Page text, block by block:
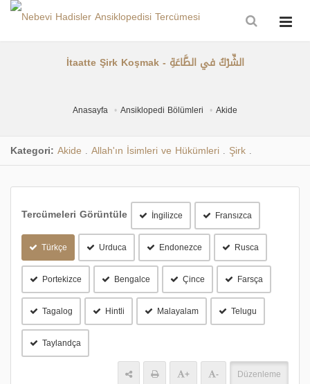
İtaatte Şirk Koşmak - الشِّرْكُ في الطَّاعَةِ
Anasayfa Ansiklopedi Bölümleri Akide
Kategori: Akide Allah'ın İsimleri ve Hükümleri Şirk
Tercümeleri Görüntüle İngilizce Fransızca
Türkçe Urduca Endonezce Rusca
Portekizce Bengalce Çince Farsça
Tagalog Hintli Malayalam Telugu
Taylandça
+ - Düzenleme